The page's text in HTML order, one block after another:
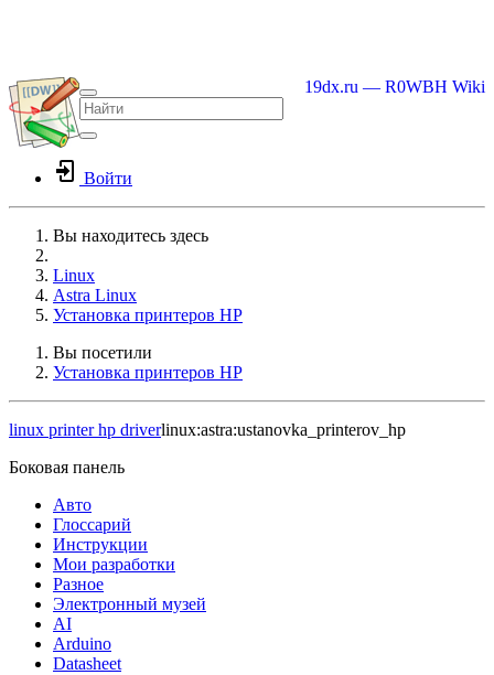
19dx.ru — R0WBH Wiki
Войти
Вы находитесь здесь
Linux
Astra Linux
Установка принтеров HP
Вы посетили
Установка принтеров HP
linux printerhp driverlinux:astra:ustanovka_printerov_hp
Боковая панель
Авто
Глоссарий
Инструкции
Мои разработки
Разное
Электронный музей
AI
Arduino
Datasheet